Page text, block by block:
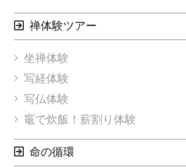
禅体験ツアー
坐禅体験
写経体験
写仏体験
竈で炊飯！薪割り体験
命の循環